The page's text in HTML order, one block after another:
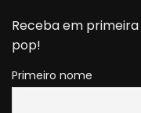
Receba em
pop!
Primeiro nome